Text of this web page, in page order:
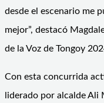
desde el escenario me
mejor”, destacó
de la Voz de Tongoy
Con esta concurrida
liderado por alcalde Ali